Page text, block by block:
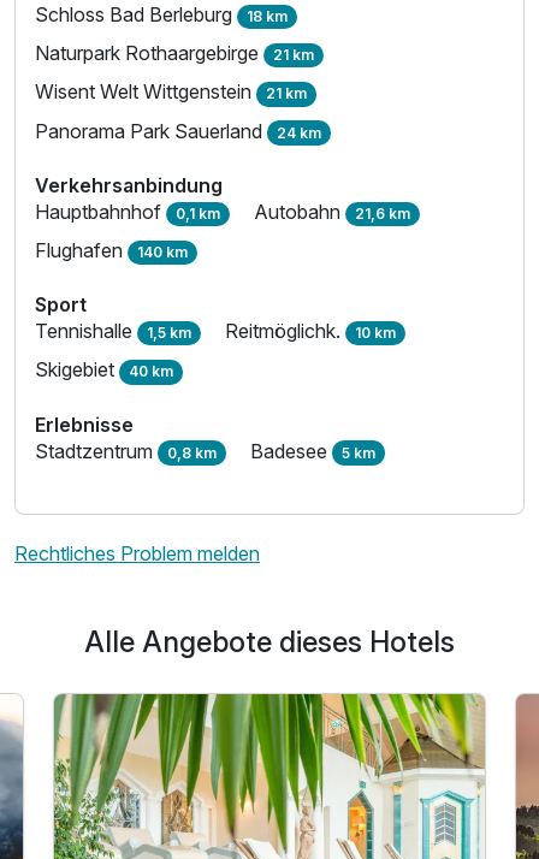
Schloss Bad Berleburg 18 km
Naturpark Rothaargebirge 21 km
Wisent Welt Wittgenstein 21 km
Panorama Park Sauerland 24 km
Verkehrsanbindung
Hauptbahnhof 0,1 km Autobahn 21,6 km
Flughafen 140 km
Sport
Tennishalle 1,5 km Reitmöglichk. 10 km
Skigebiet 40 km
Erlebnisse
Stadtzentrum 0,8 km Badesee 5 km
Rechtliches Problem melden
Alle Angebote dieses Hotels